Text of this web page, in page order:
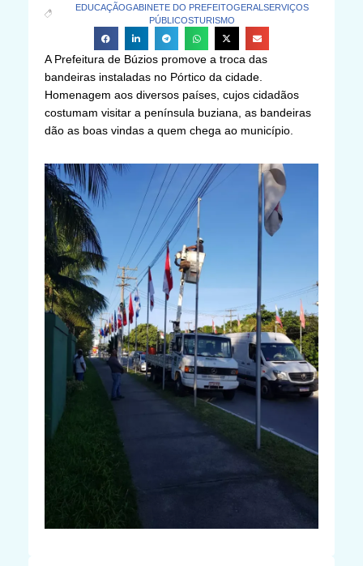
EDUCAÇÃOGABINETE DO PREFEITOGERAL SERVIÇOS
PÚBLICOSTURISMO
A Prefeitura de Búzios promove a troca das
bandeiras instaladas no Pórtico da cidade.
Homenagem aos diversos países, cujos cidadãos
costumam visitar a península buziana, as bandeiras
dão as boas vindas a quem chega ao município.